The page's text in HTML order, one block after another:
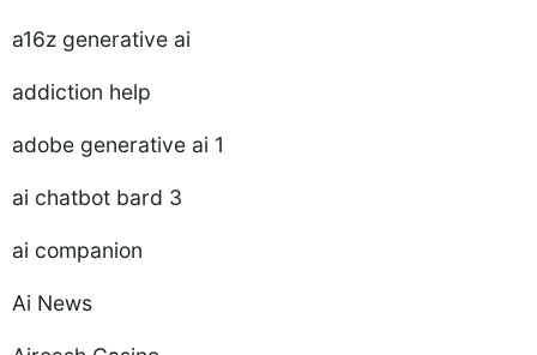
a16z generative ai
addiction help
adobe generative ai 1
ai chatbot bard 3
ai companion
Ai News